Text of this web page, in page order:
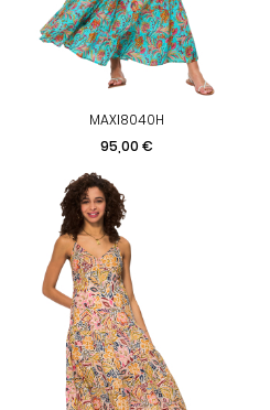
MAXI8040H
Prix
95,00 €